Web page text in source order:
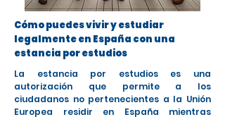
Cómo puedes vivir y estudiar
legalmente en España con una
estancia por estudios
La estancia por estudios es una
autorización que permite a los
ciudadanos no pertenecientes a la Unión
Europea residir en España mientras